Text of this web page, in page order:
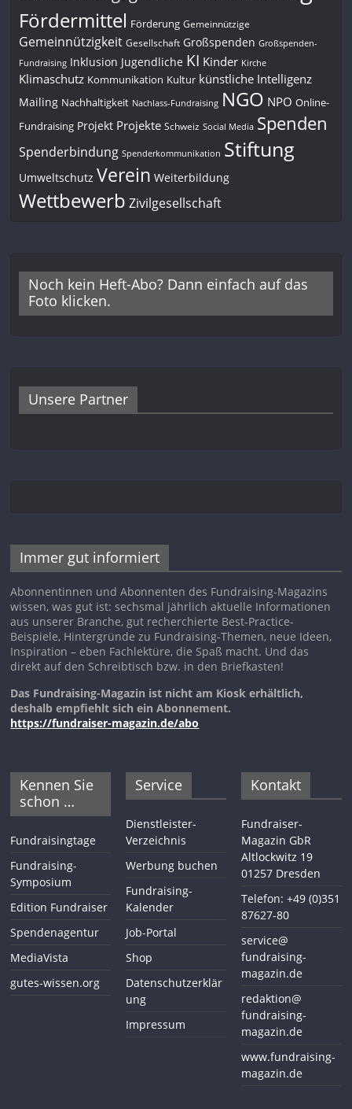
Fördermittel Förderung Gemeinnützige
Gemeinnützigkeit Gesellschaft Großspenden Großspenden-
Fundraising Inklusion Jugendliche KI Kinder Kirche
Klimaschutz Kommunikation Kultur künstliche Intelligenz
Mailing Nachhaltigkeit Nachlass-Fundraising NGO NPO Online-
Fundraising Projekt Projekte Schweiz Social Media Spenden
Spenderbindung Spenderkommunikation Stiftung
Umweltschutz Verein Weiterbildung
Wettbewerb Zivilgesellschaft
Noch kein Heft-Abo? Dann einfach auf das
Foto klicken.
Unsere Partner
Immer gut informiert
Abonnentinnen und Abonnenten des Fundraising-Magazins
wissen, was gut ist: sechsmal jährlich aktuelle Informationen
aus unserer Branche, gut recherchierte Best-Practice-
Beispiele, Hintergründe zu Fundraising-Themen, neue Ideen,
Inspiration – eben Fachlektüre, die Spaß macht. Und das
direkt auf den Schreibtisch bzw. in den Briefkasten!
Das Fundraising-Magazin ist nicht am Kiosk erhältlich,
deshalb empfiehlt sich ein Abonnement.
https://fundraiser-magazin.de/abo
Kennen Sie
schon …
Fundraisingtage
Fundraising-
Symposium
Edition Fundraiser
Spendenagentur
MediaVista
gutes-wissen.org
Service
Dienstleister-
Verzeichnis
Werbung buchen
Fundraising-
Kalender
Job-Portal
Shop
Datenschutzerklär
ung
Impressum
Kontakt
Fundraiser-
Magazin GbR
Altlockwitz 19
01257 Dresden
Telefon: +49 (0)351
87627-80
service@
fundraising-
magazin.de
redaktion@
fundraising-
magazin.de
www.fundraising-
magazin.de